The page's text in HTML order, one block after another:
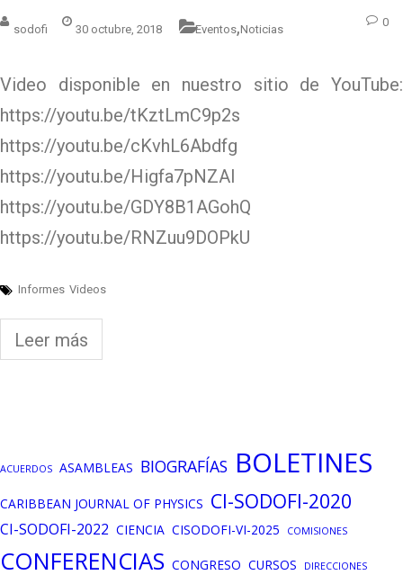
sodofi 30 octubre, 2018 Eventos,Noticias
0
Video disponible en nuestro sitio de YouTube:
https://youtu.be/tKztLmC9p2s
https://youtu.be/cKvhL6Abdfg
https://youtu.be/Higfa7pNZAI
https://youtu.be/GDY8B1AGohQ
https://youtu.be/RNZuu9DOPkU
Informes Videos
Leer más
ACUERDOS ASAMBLEAS BIOGRAFÍAS BOLETINES
CARIBBEAN JOURNAL OF PHYSICS CI-SODOFI-2020
CI-SODOFI-2022 CIENCIA CISODOFI-VI-2025 COMISIONES
CONFERENCIAS CONGRESO CURSOS DIRECCIONES